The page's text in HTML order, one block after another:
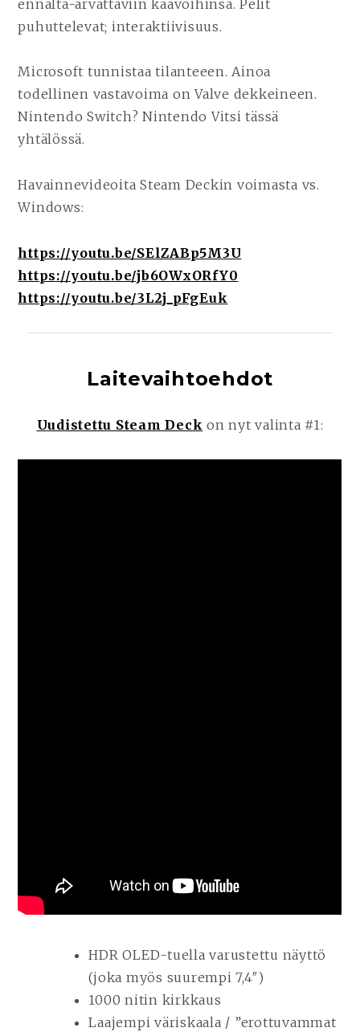
ennalta-arvattaviin kaavoihinsa. Pelit
puhuttelevat; interaktiivisuus.
Microsoft tunnistaa tilanteeen. Ainoa
todellinen vastavoima on Valve dekkeineen.
Nintendo Switch? Nintendo Vitsi tässä
yhtälössä.
Havainnevideoita Steam Deckin voimasta vs.
Windows:
https://youtu.be/SElZABp5M3U
https://youtu.be/jb6OWxORfY0
https://youtu.be/3L2j_pFgEuk
Laitevaihtoehdot
Uudistettu Steam Deck on nyt valinta #1:
HDR OLED-tuella varustettu näyttö
(joka myös suurempi 7,4″)
1000 nitin kirkkaus
Laajempi väriskaala / ”erottuvammat